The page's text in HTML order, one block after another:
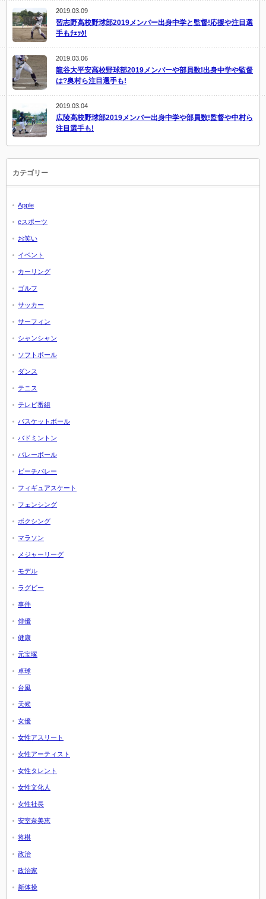
2019.03.09
習志野高校野球部2019メンバー出身中学と監督!応援や注目選
手もﾁｪｯｸ!
2019.03.06
龍谷大平安高校野球部2019メンバーや部員数!出身中学や監督
は?奥村ら注目選手も!
2019.03.04
広陵高校野球部2019メンバー出身中学や部員数!監督や中村ら
注目選手も!
カテゴリー
Apple
eスポーツ
お笑い
イベント
カーリング
ゴルフ
サッカー
サーフィン
シャンシャン
ソフトボール
ダンス
テニス
テレビ番組
バスケットボール
バドミントン
バレーボール
ビーチバレー
フィギュアスケート
フェンシング
ボクシング
マラソン
メジャーリーグ
モデル
ラグビー
事件
俳優
健康
元宝塚
卓球
台風
天候
女優
女性アスリート
女性アーティスト
女性タレント
女性文化人
女性社長
安室奈美恵
将棋
政治
政治家
新体操